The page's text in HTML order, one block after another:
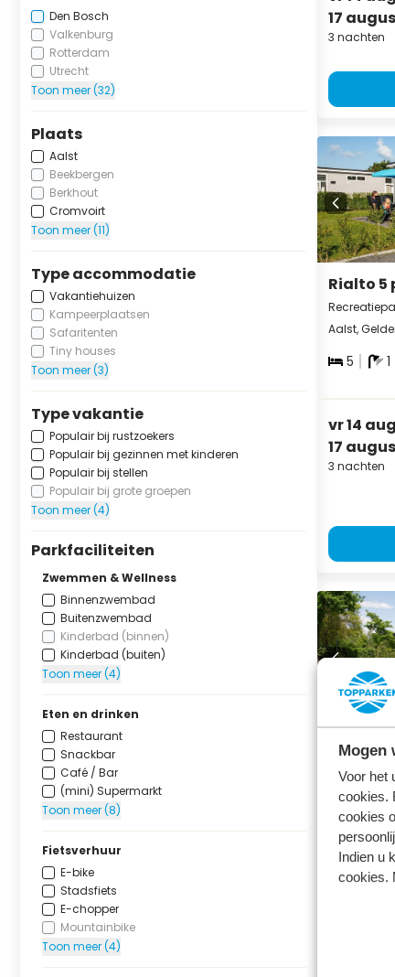
Mogen
Voor het
cookies.
cookies
Indien u
cookies.
Den Bosch
Valkenburg
Rotterdam
Utrecht
Toon meer (32)
Plaats
Aalst
Beekbergen
Berkhout
Cromvoirt
Toon meer (11)
Type accommodatie
Vakantiehuizen
Kampeerplaatsen
Safaritenten
Tiny houses
Toon meer (3)
Type vakantie
Populair bij rustzoekers
Populair bij gezinnen met kinderen
Populair bij stellen
Populair bij grote groepen
Toon meer (4)
Parkfaciliteiten
Zwemmen & Wellness
Binnenzwembad
Buitenzwembad
Kinderbad (binnen)
Kinderbad (buiten)
Toon meer (4)
Eten en drinken
Restaurant
Snackbar
Café / Bar
(mini) Supermarkt
Toon meer (8)
Fietsverhuur
E-bike
Stadsfiets
E-chopper
Mountainbike
Toon meer (4)
17
3 nachten
Rialto 5
Aalst,
5 1
vr 14
17
3 nachten
Résidence
5 1
vr 14